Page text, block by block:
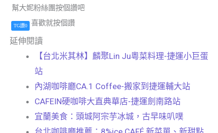
幫大妮粉絲團按個讚吧
TG讚0 喜歡就按個讚
延伸閱讀
【台北米其林】麟聚Lin Ju粵菜料理-捷運小巨蛋
站
內湖咖啡廳CA.1 Coffee-搬家到捷運輔大站
CAFEIN硬咖啡大直典華店-捷運劍南路站
宜蘭美食：頭城阿宗芋冰城，古早味叭噗